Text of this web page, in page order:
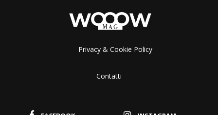
Privacy & Cookie Policy
Contatti